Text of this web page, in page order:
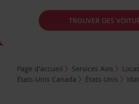
TROUVER DES
Page d'accueil Services Avis
États-Unis Canada
États-Unis